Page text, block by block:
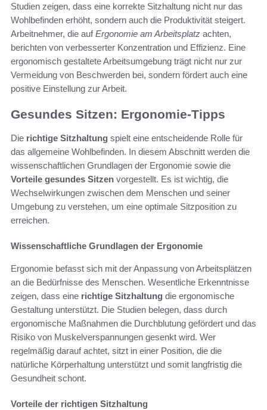
Studien zeigen, dass eine korrekte Sitzhaltung nicht nur das
Wohlbefinden erhöht, sondern auch die Produktivität steigert.
Arbeitnehmer, die aufErgonomie am Arbeitsplatz achten,
berichten von verbesserter Konzentration und Effizienz. Eine
ergonomisch gestaltete Arbeitsumgebung trägt nicht nur zur
Vermeidung von Beschwerden bei, sondern fördert auch eine
positive Einstellung zur Arbeit.
Gesundes Sitzen: Ergonomie-Tipps
Die richtige Sitzhaltung spielt eine entscheidende Rolle für
das allgemeine Wohlbefinden. In diesem Abschnitt werden die
wissenschaftlichen Grundlagen der Ergonomie sowie die
Vorteile gesundes Sitzen vorgestellt. Es ist wichtig, die
Wechselwirkungen zwischen dem Menschen und seiner
Umgebung zu verstehen, um eine optimale Sitzposition zu
erreichen.
Wissenschaftliche Grundlagen der Ergonomie
Ergonomie befasst sich mit der Anpassung von Arbeitsplätzen
an die Bedürfnisse des Menschen. Wesentliche Erkenntnisse
zeigen, dass eine richtige Sitzhaltung die ergonomische
Gestaltung unterstützt. Die Studien belegen, dass durch
ergonomische Maßnahmen die Durchblutung gefördert und das
Risiko von Muskelverspannungen gesenkt wird. Wer
regelmäßig darauf achtet, sitzt in einer Position, die die
natürliche Körperhaltung unterstützt und somit langfristig die
Gesundheit schont.
Vorteile der richtigen Sitzhaltung